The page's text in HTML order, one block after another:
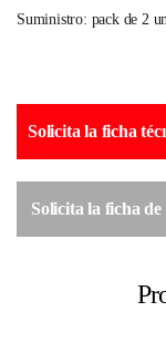
Suministro: pack de 2
Solicita la ficha
Solicita la ficha